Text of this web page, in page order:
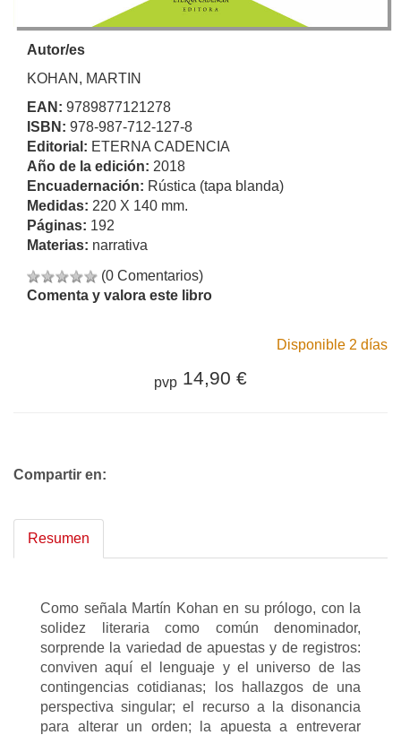
Autor/es
KOHAN, MARTIN
EAN: 9789877121278
ISBN: 978-987-712-127-8
Editorial: ETERNA CADENCIA
Año de la edición: 2018
Encuadernación: Rústica (tapa blanda)
Medidas: 220 X 140 mm.
Páginas: 192
Materias: narrativa
(0 Comentarios)
Comenta y valora este libro
Disponible 2 días
pvp 14,90 €
Compartir en:
Resumen
Como señala Martín Kohan en su prólogo, con la
solidez literaria como común denominador,
sorprende la variedad de apuestas y de registros:
conviven aquí el lenguaje y el universo de las
contingencias cotidianas; los hallazgos de una
perspectiva singular; el recurso a la disonancia
para alterar un orden; la apuesta a entreverar